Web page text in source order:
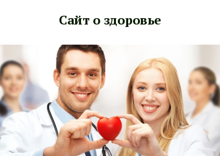
Сайт о здоровье